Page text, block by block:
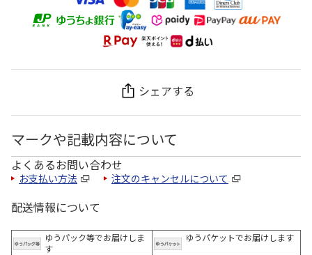
シェアする
マークや記載内容について
よくあるお問い合わせ
お支払い方法 注文のキャンセルについて
配送情報について
ゆうパック等でお届けしま
す
ゆうパケットでお届けします